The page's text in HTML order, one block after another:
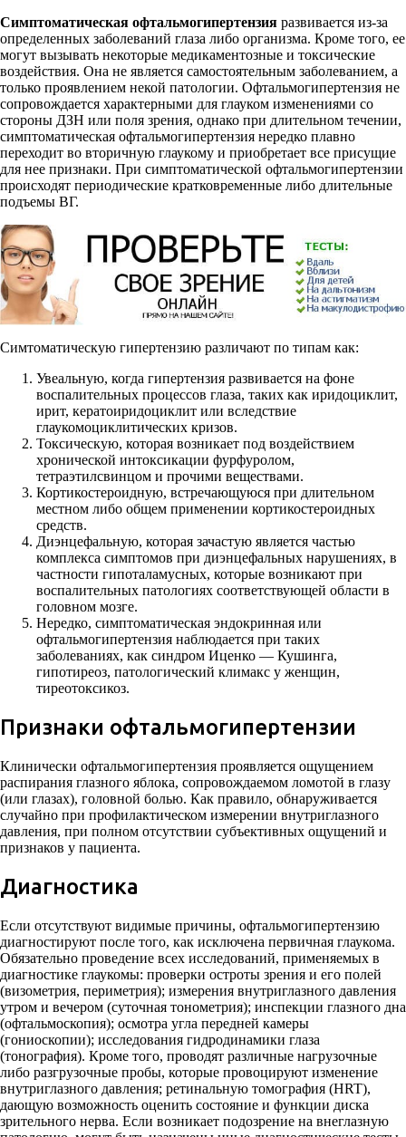
Симптоматическая офтальмогипертензия развивается из-за
определенных заболеваний глаза либо организма. Кроме того, ее
могут вызывать некоторые медикаментозные и токсические
воздействия. Она не является самостоятельным заболеванием, а
только проявлением некой патологии. Офтальмогипертензия не
сопровождается характерными для глауком изменениями со
стороны ДЗН или поля зрения, однако при длительном течении,
симптоматическая офтальмогипертензия нередко плавно
переходит во вторичную глаукому и приобретает все присущие
для нее признаки. При симптоматической офтальмогипертензии
происходят периодические кратковременные либо длительные
подъемы ВГ.
Симтоматическую гипертензию различают по типам как:
Увеальную, когда гипертензия развивается на фоне
воспалительных процессов глаза, таких как иридоциклит,
ирит, кератоиридоциклит или вследствие
глаукомоциклитических кризов.
Токсическую, которая возникает под воздействием
хронической интоксикации фурфуролом,
тетраэтилсвинцом и прочими веществами.
Кортикостероидную, встречающуюся при длительном
местном либо общем применении кортикостероидных
средств.
Диэнцефальную, которая зачастую является частью
комплекса симптомов при диэнцефальных нарушениях, в
частности гипоталамусных, которые возникают при
воспалительных патологиях соответствующей области в
головном мозге.
Нередко, симптоматическая эндокринная или
офтальмогипертензия наблюдается при таких
заболеваниях, как синдром Иценко — Кушинга,
гипотиреоз, патологический климакс у женщин,
тиреотоксикоз.
Признаки офтальмогипертензии
Клинически офтальмогипертензия проявляется ощущением
распирания глазного яблока, сопровождаемом ломотой в глазу
(или глазах), головной болью. Как правило, обнаруживается
случайно при профилактическом измерении внутриглазного
давления, при полном отсутствии субъективных ощущений и
признаков у пациента.
Диагностика
Если отсутствуют видимые причины, офтальмогипертензию
диагностируют после того, как исключена первичная глаукома.
Обязательно проведение всех исследований, применяемых в
диагностике глаукомы: проверки остроты зрения и его полей
(визометрия, периметрия); измерения внутриглазного давления
утром и вечером (суточная тонометрия); инспекции глазного дна
(офтальмоскопия); осмотра угла передней камеры
(гониоскопии); исследования гидродинамики глаза
(тонография). Кроме того, проводят различные нагрузочные
либо разгрузочные пробы, которые провоцируют изменение
внутриглазного давления; ретинальную томография (HRT),
дающую возможность оценить состояние и функции диска
зрительного нерва. Если возникает подозрение на внеглазную